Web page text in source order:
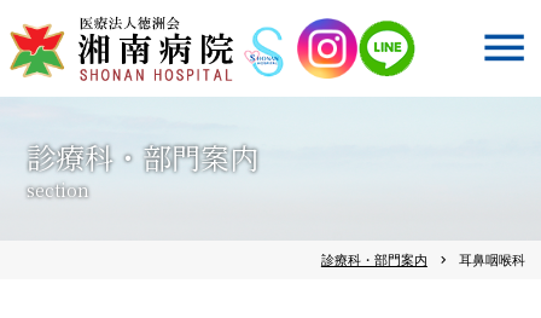
診療科・部門案内
section
診療科・部門案内 chevron_right 耳鼻咽喉科